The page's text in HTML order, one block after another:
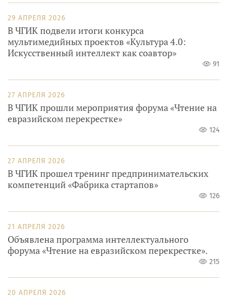
29 АПРЕЛЯ 2026
В ЧГИК подвели итоги конкурса
мультимедийных проектов «Культура 4.0:
Искусственный интеллект как соавтор»
91
27 АПРЕЛЯ 2026
В ЧГИК прошли мероприятия форума «Чтение на
евразийском перекрестке»
124
27 АПРЕЛЯ 2026
В ЧГИК прошел тренинг предпринимательских
компетенций «Фабрика стартапов»
126
21 АПРЕЛЯ 2026
Объявлена программа интеллектуального
форума «Чтение на евразийском перекрестке».
215
20 АПРЕЛЯ 2026